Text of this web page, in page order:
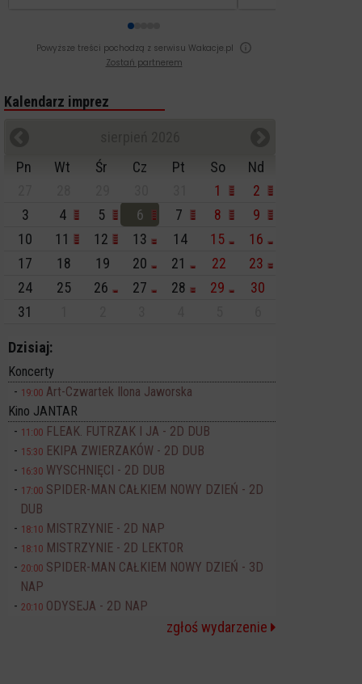
Powyższe treści pochodzą z serwisu Wakacje.pl
Zostań partnerem
Kalendarz imprez
Pn
Wt Śr Cz Pt So
Nd
1
2
3
4 5 6 7 8
9
10
11 12 13 14 15
16
17
18 19 20 21 22
23
24
25 26 27 28 29
30
31
Dzisiaj:
Koncerty
19:00 Art-Czwartek Ilona Jaworska
Kino JANTAR
11:00 FLEAK. FUTRZAK I JA - 2D DUB
15:30 EKIPA ZWIERZAKÓW - 2D DUB
16:30 WYSCHNIĘCI - 2D DUB
17:00 SPIDER-MAN CAŁKIEM NOWY DZIEŃ - 2D
DUB
18:10 MISTRZYNIE - 2D NAP
18:10 MISTRZYNIE - 2D LEKTOR
20:00 SPIDER-MAN CAŁKIEM NOWY DZIEŃ - 3D
NAP
20:10 ODYSEJA - 2D NAP
zgłoś wydarzenie